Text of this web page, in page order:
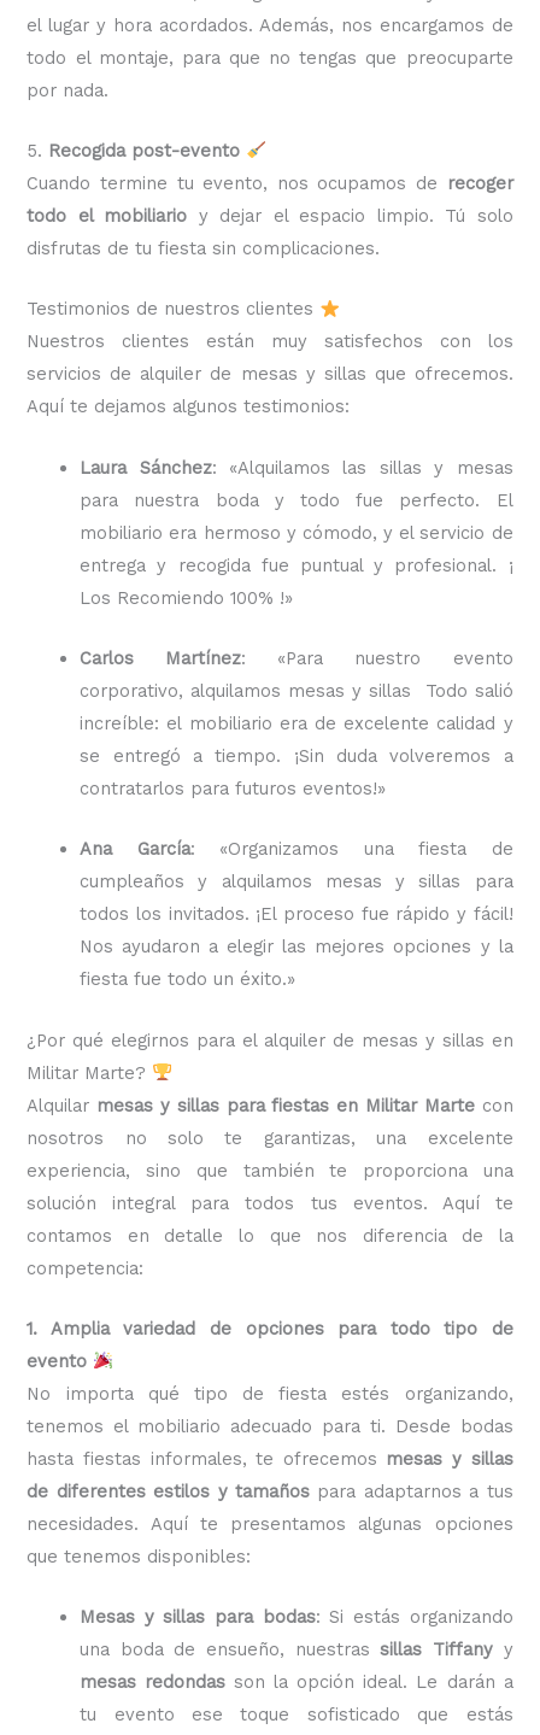
el lugar y hora acordados. Además, nos encargamos de
todo el montaje, para que no tengas que preocuparte
por nada.
5. Recogida post-evento
Cuando termine tu evento, nos ocupamos de
recoger
todo el mobiliario y dejar el espacio limpio. Tú solo
disfrutas de tu fiesta sin complicaciones.
Testimonios de nuestros clientes
Nuestros clientes están muy satisfechos con los
servicios de alquiler de mesas y sillas que ofrecemos.
Aquí te dejamos algunos testimonios:
Laura Sánchez: «Alquilamos las sillas y mesas
para nuestra boda y todo fue perfecto. El
mobiliario era hermoso y cómodo, y el servicio de
entrega y recogida fue puntual y profesional. ¡
Los Recomiendo 100% !»
Carlos Martínez: «Para nuestro evento
corporativo, alquilamos mesas y sillas Todo salió
increíble: el mobiliario era de excelente calidad y
se entregó a tiempo. ¡Sin duda volveremos a
contratarlos para futuros eventos!»
Ana García: «Organizamos una fiesta de
cumpleaños y alquilamos mesas y sillas para
todos los invitados. ¡El proceso fue rápido y fácil!
Nos ayudaron a elegir las mejores opciones y la
fiesta fue todo un éxito.»
¿Por qué elegirnos para el alquiler de mesas y sillas en
Militar Marte?
Alquilar mesas y sillas para fiestas en Militar Marte con
nosotros no solo te garantizas, una excelente
experiencia, sino que también te proporciona una
solución integral para todos tus eventos. Aquí te
contamos en detalle lo que nos diferencia de la
competencia:
1. Amplia variedad de opciones para todo tipo de
evento
No importa qué tipo de fiesta estés organizando,
tenemos el mobiliario adecuado para ti. Desde bodas
hasta fiestas informales, te ofrecemos mesas y sillas
de diferentes estilos y tamaños para adaptarnos a tus
necesidades. Aquí te presentamos algunas opciones
que tenemos disponibles:
Mesas y sillas para bodas: Si estás organizando
una boda de ensueño, nuestrassillas Tiffanyy
mesas redondas son la opción ideal. Le darán a
tu evento ese toque sofisticado que estás